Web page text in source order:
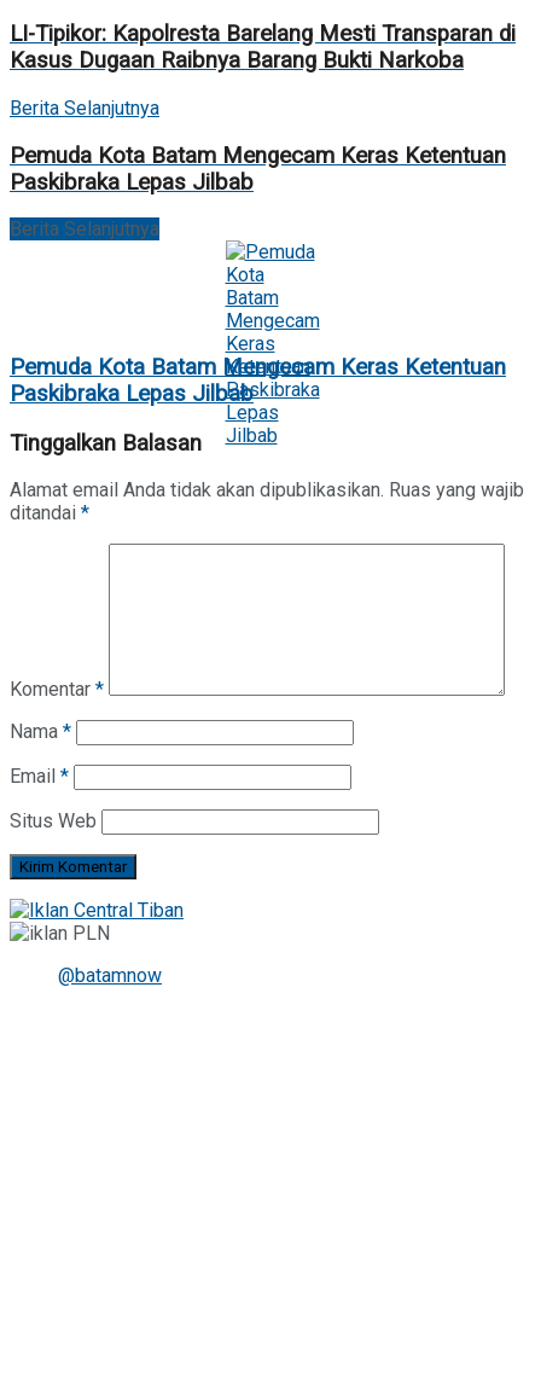
LI-Tipikor: Kapolresta Barelang Mesti Transparan di
Kasus Dugaan Raibnya Barang Bukti Narkoba
Berita Selanjutnya
Pemuda Kota Batam Mengecam Keras Ketentuan
Paskibraka Lepas Jilbab
Berita Selanjutnya
Pemuda Kota Batam Mengecam Keras Ketentuan
Paskibraka Lepas Jilbab
Tinggalkan Balasan
Alamat email Anda tidak akan dipublikasikan. Ruas yang wajib
ditandai *
Komentar *
Nama *
Email *
Situs Web
@batamnow